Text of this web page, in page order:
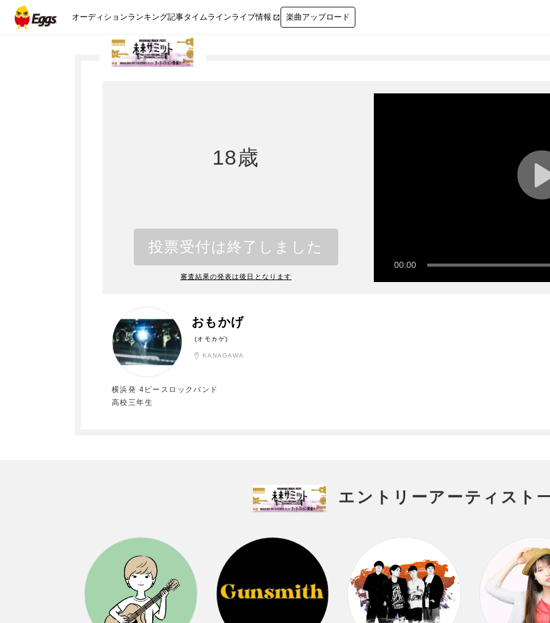
オーディションランキング記事タイムラインライブ情報  楽曲アップロード
00:00
18歳
投票受付は終了しました
審査結果の発表は後日となります
おもかげ
(オモカゲ)
KANAGAWA
横浜発 4ピースロックバンド
高校三年生
エントリーアーティスト